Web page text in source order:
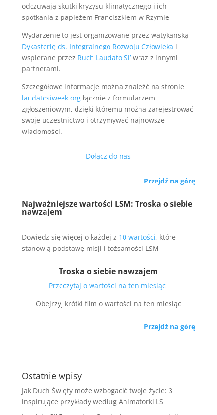
odczuwają skutki kryzysu klimatycznego i ich
spotkania z papieżem Franciszkiem w Rzymie.
Wydarzenie to jest organizowane przez watykańską
Dykasterię ds. Integralnego Rozwoju Człowieka i
wspierane przez Ruch Laudato Si’wraz z innymi
partnerami.
Szczegółowe informacje można znaleźć na stronie
laudatosiweek.orgłącznie z formularzem
zgłoszeniowym, dzięki któremu można zarejestrować
swoje uczestnictwo i otrzymywać najnowsze
wiadomości.
Dołącz do nas
Przejdź na górę
Najważniejsze wartości LSM: Troska o siebie
nawzajem
Dowiedz się więcej o każdej z 10 wartości, które
stanowią podstawę misji i tożsamości LSM
Troska o siebie nawzajem
Przeczytaj o wartości na ten miesiąc
Obejrzyj krótki film o wartości na ten miesiąc
Przejdź na górę
Ostatnie wpisy
Jak Duch Święty może wzbogacić twoje życie: 3
inspirujące przykłady według Animatorki LS